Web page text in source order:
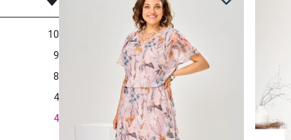
10
9
8
4
4